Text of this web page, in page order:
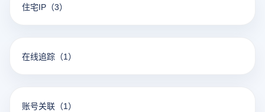
住宅IP （3）
在线追踪 （1）
账号关联 （1）